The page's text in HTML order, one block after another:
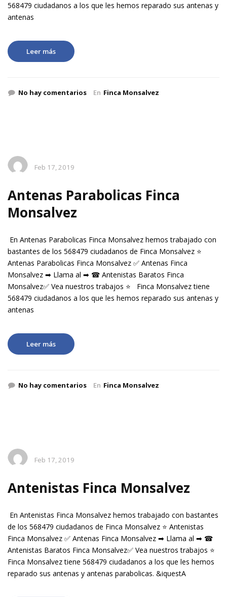
568479 ciudadanos a los que les hemos reparado sus antenas y
antenas
Leer más
No hay comentarios En Finca Monsalvez
Feb 17, 2019
Antenas Parabolicas Finca
Monsalvez
En Antenas Parabolicas Finca Monsalvez hemos trabajado con
bastantes de los 568479 ciudadanos de Finca Monsalvez ⭐
Antenas Parabolicas Finca Monsalvez ✅ Antenas Finca
Monsalvez ➡ Llama al ➡ ☎ Antenistas Baratos Finca
Monsalvez✅ Vea nuestros trabajos ⭐ Finca Monsalvez tiene
568479 ciudadanos a los que les hemos reparado sus antenas y
antenas
Leer más
No hay comentarios En Finca Monsalvez
Feb 17, 2019
Antenistas Finca Monsalvez
En Antenistas Finca Monsalvez hemos trabajado con bastantes
de los 568479 ciudadanos de Finca Monsalvez ⭐ Antenistas
Finca Monsalvez ✅ Antenas Finca Monsalvez ➡ Llama al ➡ ☎
Antenistas Baratos Finca Monsalvez✅ Vea nuestros trabajos ⭐
Finca Monsalvez tiene 568479 ciudadanos a los que les hemos
reparado sus antenas y antenas parabolicas. &iquestA